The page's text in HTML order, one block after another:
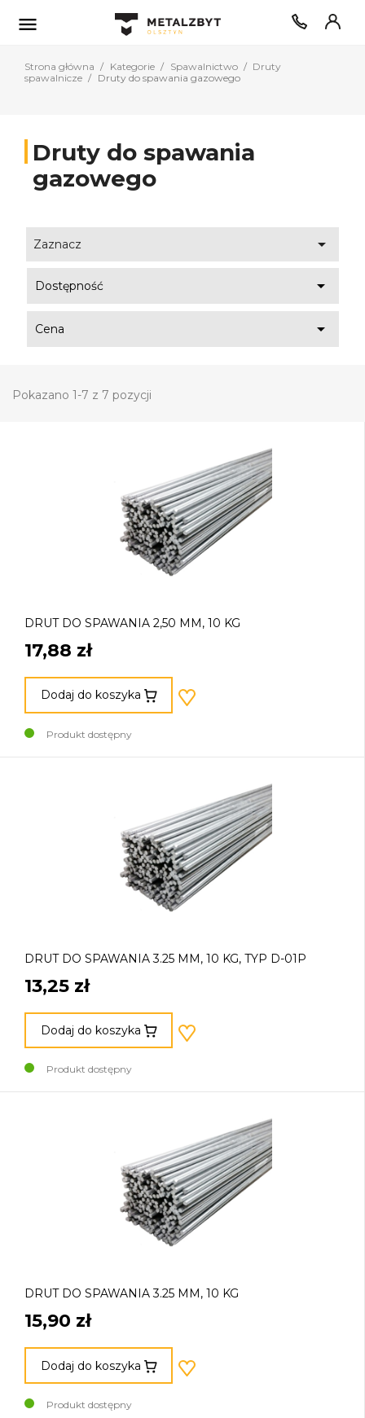

Strona główna Kategorie Spawalnictwo
Druty
spawalnicze
Druty do spawania gazowego
Druty do spawania
gazowego
Zaznacz 
Dostępność 
Cena 
Pokazano 1-7 z 7 pozycji
DRUT DO SPAWANIA 2,50 MM, 10 KG
17,88 zł
Dodaj do koszyka
Produkt dostępny
DRUT DO SPAWANIA 3.25 MM, 10 KG, TYP D-01P
13,25 zł
Dodaj do koszyka
Produkt dostępny
DRUT DO SPAWANIA 3.25 MM, 10 KG
15,90 zł
Dodaj do koszyka
Produkt dostępny